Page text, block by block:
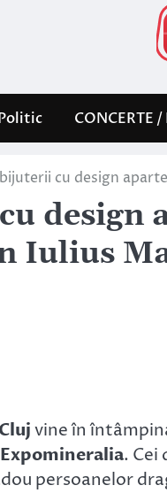
CONCERTE /
cu design
design
Iulius
vine în
Expomineralia. Cei
persoanelor